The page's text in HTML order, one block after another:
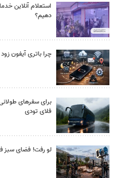
استعلام آنلاین
دهیم؟
چرا باتری آیفون زود خالی
برای سفرهای
فلای تودی
لو رفت! فضای سبز